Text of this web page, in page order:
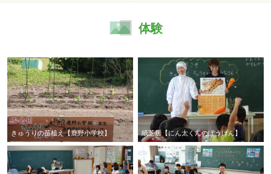
体験
きゅうりの苗植え【鹿野小学校】 紙芝居【にん太くんのぼうけん】